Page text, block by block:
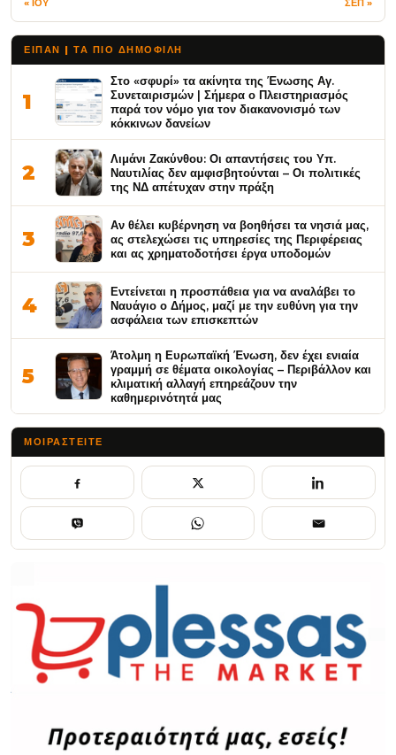
« ΙΟΥ ΣΕΠ »
ΕΙΠΑΝ | ΤΑ ΠΙΟ ΔΗΜΟΦΙΛΉ
1
Στο «σφυρί» τα ακίνητα της Ένωσης Αγ.
Συνεταιρισμών | Σήμερα ο Πλειστηριασμός
παρά τον νόμο για τον διακανονισμό των
κόκκινων δανείων
2
Λιμάνι Ζακύνθου: Οι απαντήσεις του Υπ.
Ναυτιλίας δεν αμφισβητούνται – Οι πολιτικές
της ΝΔ απέτυχαν στην πράξη
3
Αν θέλει κυβέρνηση να βοηθήσει τα νησιά μας,
ας στελεχώσει τις υπηρεσίες της Περιφέρειας
και ας χρηματοδοτήσει έργα υποδομών
4
Εντείνεται η προσπάθεια για να αναλάβει το
Ναυάγιο ο Δήμος, μαζί με την ευθύνη για την
ασφάλεια των επισκεπτών
5
Άτολμη η Ευρωπαϊκή Ένωση, δεν έχει ενιαία
γραμμή σε θέματα οικολογίας – Περιβάλλον και
κλιματική αλλαγή επηρεάζουν την
καθημερινότητά μας
ΜΟΙΡΑΣΤΕΊΤΕ